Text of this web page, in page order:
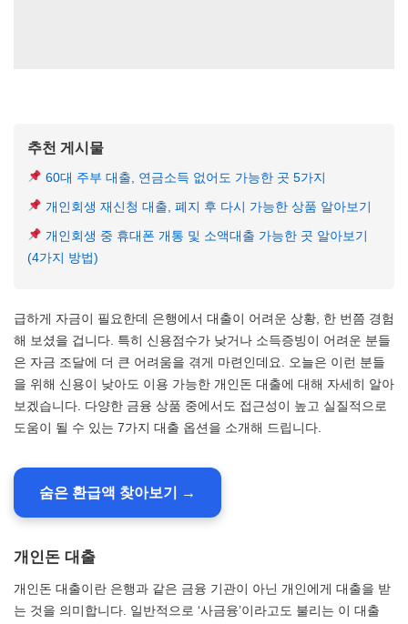
추천 게시물
60대 주부 대출, 연금소득 없어도 가능한 곳 5가지
개인회생 재신청 대출, 폐지 후 다시 가능한 상품 알아보기
개인회생 중 휴대폰 개통 및 소액대출 가능한 곳 알아보기
(4가지 방법)
급하게 자금이 필요한데 은행에서 대출이 어려운 상황, 한 번쯤 경험
해 보셨을 겁니다. 특히 신용점수가 낮거나 소득증빙이 어려운 분들
은 자금 조달에 더 큰 어려움을 겪게 마련인데요. 오늘은 이런 분들
을 위해 신용이 낮아도 이용 가능한 개인돈 대출에 대해 자세히 알아
보겠습니다. 다양한 금융 상품 중에서도 접근성이 높고 실질적으로
도움이 될 수 있는 7가지 대출 옵션을 소개해 드립니다.
숨은 환급액 찾아보기 →
개인돈 대출
개인돈 대출이란 은행과 같은 금융 기관이 아닌 개인에게 대출을 받
는 것을 의미합니다. 일반적으로 ‘사금융’이라고도 불리는 이 대출